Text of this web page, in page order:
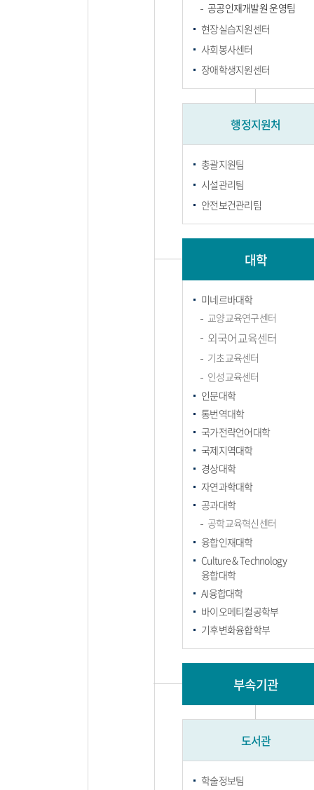
공공인재개발원 운영팀
현장실습지원센터
사회봉사센터
장애학생지원센터
행정지원처
총괄지원팀
시설관리팀
안전보건관리팀
대학
미네르바대학
교양교육연구센터
외국어교육센터
기초교육센터
인성교육센터
인문대학
통번역대학
국가전략언어대학
국제지역대학
경상대학
자연과학대학
공과대학
공학교육혁신센터
융합인재대학
Culture & Technology
융합대학
AI융합대학
바이오메티컬공학부
기후변화융합학부
부속기관
도서관
학술정보팀